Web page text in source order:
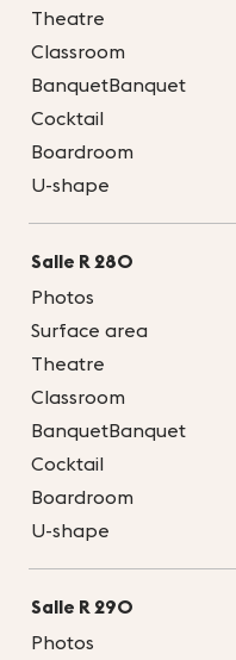
Theatre
Classroom
BanquetBanquet
Cocktail
Boardroom
U-shape
Salle R 280
Photos
Surface area
Theatre
Classroom
BanquetBanquet
Cocktail
Boardroom
U-shape
Salle R 290
Photos